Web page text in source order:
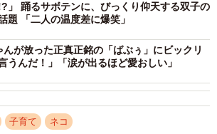
るようになったので、やまとを見かけ
て行ったのはこれが初めてでした。こ
リバイで近寄り、背後から尻尾を触ろ
げられていました。息子と猫が近くに
見ているようにしています。
来るまで見守ったあと、最後はスッ
!?」 踊るサボテンに、びっくり仰天する双子の
題 「二人の温度差に爆笑」
んが放った正真正銘の「ばぶぅ」にビックリ
うんだ！」「涙が出るほど愛おしい」
子育て ネコ